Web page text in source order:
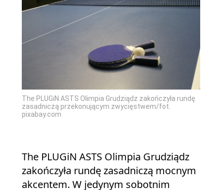
The PLUGiN ASTS Olimpia Grudziądz zakończyła rundę
zasadniczą przekonującym zwycięstwem/fot.
pixabay.com
The PLUGiN ASTS Olimpia Grudziądz
zakończyła rundę zasadniczą mocnym
akcentem. W jedynym sobotnim